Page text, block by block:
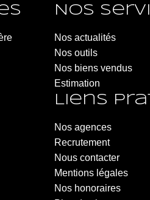
LARAVOIRE
6 Rue de la
42230 Roche-la-
04.77.20.20.40
Nos
Nos actualités
Nos outils
Nos biens vendus
Estimation
Liens
Nos agences
Recrutement
Nous contacter
Mentions légales
Nos honoraires